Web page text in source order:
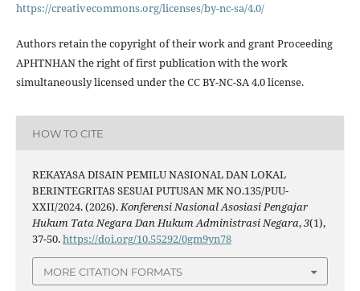
https://creativecommons.org/licenses/by-nc-sa/4.0/
Authors retain the copyright of their work and grant Proceeding
APHTNHAN the right of first publication with the work
simultaneously licensed under the CC BY-NC-SA 4.0 license.
HOW TO CITE
REKAYASA DISAIN PEMILU NASIONAL DAN LOKAL
BERINTEGRITAS SESUAI PUTUSAN MK NO.135/PUU-
XXII/2024. (2026).Konferensi Nasional Asosiasi Pengajar
Hukum Tata Negara Dan Hukum Administrasi Negara,3(1),
37-50.https://doi.org/10.55292/0gm9yn78
MORE CITATION FORMATS